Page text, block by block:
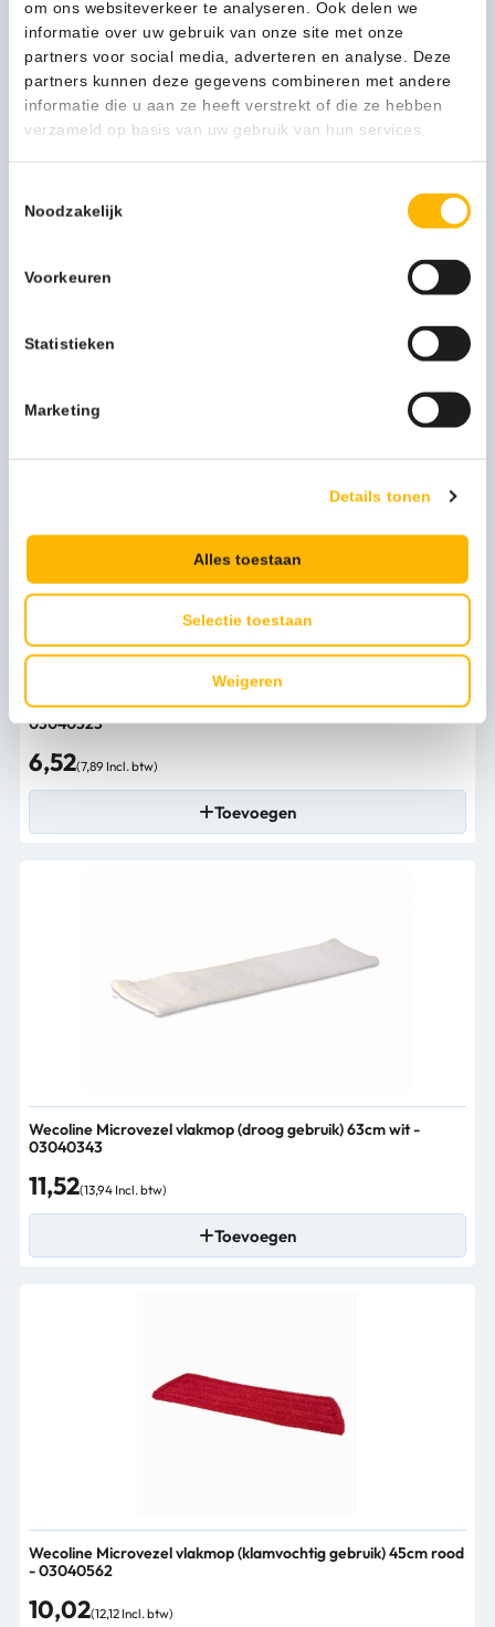
om ons websiteverkeer te analyseren. Ook delen we
informatie over uw gebruik van onze site met onze
partners voor social media, adverteren en analyse. Deze
partners kunnen deze gegevens combineren met andere
informatie die u aan ze heeft verstrekt of die ze hebben
verzameld op basis van uw gebruik van hun services.
Noodzakelijk
Voorkeuren
Statistieken
Marketing
Details tonen
Alles toestaan
Selectie toestaan
Weigeren
8,94(10,82 Incl. btw)
Wecoline Microvezel vlakmop (droog gebruik) 28cm wit -
03040323
6,52(7,89 Incl. btw)
Toevoegen
Wecoline Microvezel vlakmop (droog gebruik) 63cm wit -
03040343
11,52(13,94 Incl. btw)
Toevoegen
Wecoline Microvezel vlakmop (klamvochtig gebruik) 45cm rood
- 03040562
10,02(12,12 Incl. btw)